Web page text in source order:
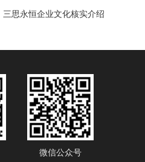
三思永恒企业文化核实介绍
微信公众号